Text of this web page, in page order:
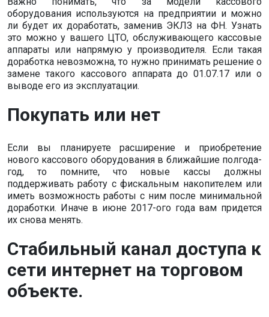
оборудования используются на предприятии и можно
ли будет их доработать, заменив ЭКЛЗ на ФН. Узнать
это можно у вашего ЦТО, обслуживающего кассовые
аппараты или напрямую у производителя. Если такая
доработка невозможна, то нужно принимать решение о
замене такого кассового аппарата до 01.07.17 или о
выводе его из эксплуатации.
Покупать или нет
Если вы планируете расширение и приобретение
нового кассового оборудования в ближайшие полгода-
год, то помните, что новые кассы должны
поддерживать работу с фискальным накопителем или
иметь возможность работы с ним после минимальной
доработки. Иначе в июне 2017-ого года вам придется
их снова менять.
Стабильный канал доступа к
сети интернет на торговом
объекте.